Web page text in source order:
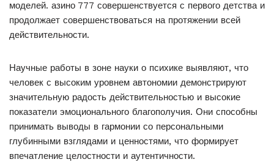
моделей. азино 777 совершенствуется с первого детства и
продолжает совершенствоваться на протяжении всей
действительности.
Научные работы в зоне науки о психике выявляют, что
человек с высоким уровнем автономии демонстрируют
значительную радость действительностью и высокие
показатели эмоционального благополучия. Они способны
принимать выводы в гармонии со персональными
глубинными взглядами и ценностями, что формирует
впечатление целостности и аутентичности.